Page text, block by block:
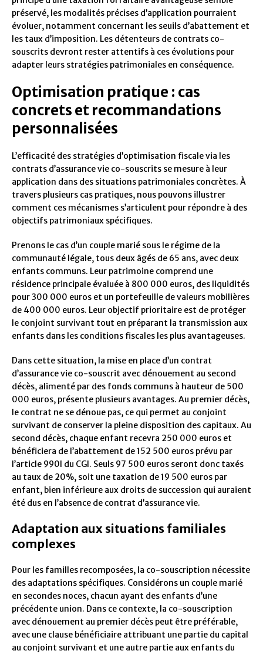
préservé, les modalités précises d’application pourraient
évoluer, notamment concernant les seuils d’abattement et
les taux d’imposition. Les détenteurs de contrats co-
souscrits devront rester attentifs à ces évolutions pour
adapter leurs stratégies patrimoniales en conséquence.
Optimisation pratique : cas
concrets et recommandations
personnalisées
L’efficacité des stratégies d’optimisation fiscale via les
contrats d’assurance vie co-souscrits se mesure à leur
application dans des situations patrimoniales concrètes. À
travers plusieurs cas pratiques, nous pouvons illustrer
comment ces mécanismes s’articulent pour répondre à des
objectifs patrimoniaux spécifiques.
Prenons le cas d’un couple marié sous le régime de la
communauté légale, tous deux âgés de 65 ans, avec deux
enfants communs. Leur patrimoine comprend une
résidence principale évaluée à 800 000 euros, des liquidités
pour 300 000 euros et un portefeuille de valeurs mobilières
de 400 000 euros. Leur objectif prioritaire est de protéger
le conjoint survivant tout en préparant la transmission aux
enfants dans les conditions fiscales les plus avantageuses.
Dans cette situation, la mise en place d’un contrat
d’assurance vie co-souscrit avec dénouement au second
décès, alimenté par des fonds communs à hauteur de 500
000 euros, présente plusieurs avantages. Au premier décès,
le contrat ne se dénoue pas, ce qui permet au conjoint
survivant de conserver la pleine disposition des capitaux. Au
second décès, chaque enfant recevra 250 000 euros et
bénéficiera de l’abattement de 152 500 euros prévu par
l’article 990I du CGI. Seuls 97 500 euros seront donc taxés
au taux de 20%, soit une taxation de 19 500 euros par
enfant, bien inférieure aux droits de succession qui auraient
été dus en l’absence de contrat d’assurance vie.
Adaptation aux situations familiales
complexes
Pour les familles recomposées, la co-souscription nécessite
des adaptations spécifiques. Considérons un couple marié
en secondes noces, chacun ayant des enfants d’une
précédente union. Dans ce contexte, la co-souscription
avec dénouement au premier décès peut être préférable,
avec une clause bénéficiaire attribuant une partie du capital
au conjoint survivant et une autre partie aux enfants du